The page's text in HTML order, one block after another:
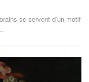
se servent d’un motif